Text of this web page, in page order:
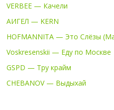
VERBEE — Качели
АИГЕЛ — KERN
HOFMANNITA — Это Слёзы
Voskresenskii — Еду по Москве
GSPD — Тру крайм
CHEBANOV — Выдыхай